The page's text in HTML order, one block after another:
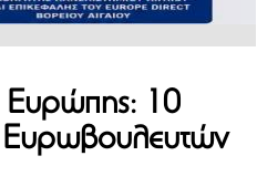
Ευρώπης: 10
Ευρωβουλευτών